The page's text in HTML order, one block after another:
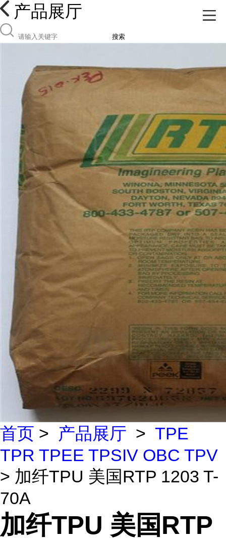
产品展厅
搜索
首页 > 产品展厅 > TPE
TPR TPEE TPSIV OBC TPV
> 加纤TPU 美国RTP 1203 T-
70A
加纤TPU 美国RTP